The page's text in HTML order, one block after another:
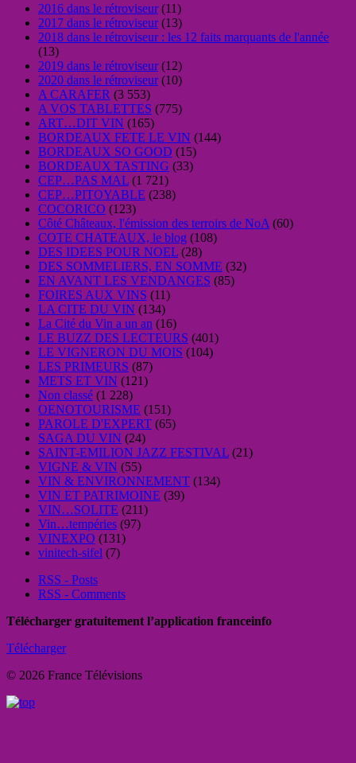
2016 dans le rétroviseur(11)
2017 dans le rétroviseur(13)
2018 dans le rétroviseur : les 12 faits marquants de l'année
(13)
2019 dans le rétroviseur(12)
2020 dans le rétroviseur(10)
A CARAFER (3 553)
A VOS TABLETTES (775)
ART…DIT VIN (165)
BORDEAUX FETE LE VIN (144)
BORDEAUX SO GOOD (15)
BORDEAUX TASTING (33)
CEP…PAS MAL (1 721)
CEP…PITOYABLE (238)
COCORICO (123)
Côté Châteaux, l'émission des terroirs de NoA (60)
COTE CHATEAUX, le blog (108)
DES IDEES POUR NOEL (28)
DES SOMMELIERS, EN SOMME (32)
EN AVANT LES VENDANGES (85)
FOIRES AUX VINS (11)
LA CITE DU VIN (134)
La Cité du Vin a un an (16)
LE BUZZ DES LECTEURS (401)
LE VIGNERON DU MOIS (104)
LES PRIMEURS (87)
METS ET VIN (121)
Non classé (1 228)
OENOTOURISME (151)
PAROLE D'EXPERT (65)
SAGA DU VIN (24)
SAINT-EMILION JAZZ FESTIVAL (21)
VIGNE & VIN (55)
VIN & ENVIRONNEMENT (134)
VIN ET PATRIMOINE (39)
VIN…SOLITE (211)
Vin…tempéries (97)
VINEXPO (131)
vinitech-sifel (7)
RSS - Posts
RSS - Comments
Télécharger gratuitement l’application franceinfo
Télécharger
© 2026 France Télévisions